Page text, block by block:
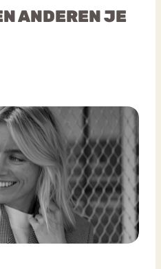
ANDEREN JE